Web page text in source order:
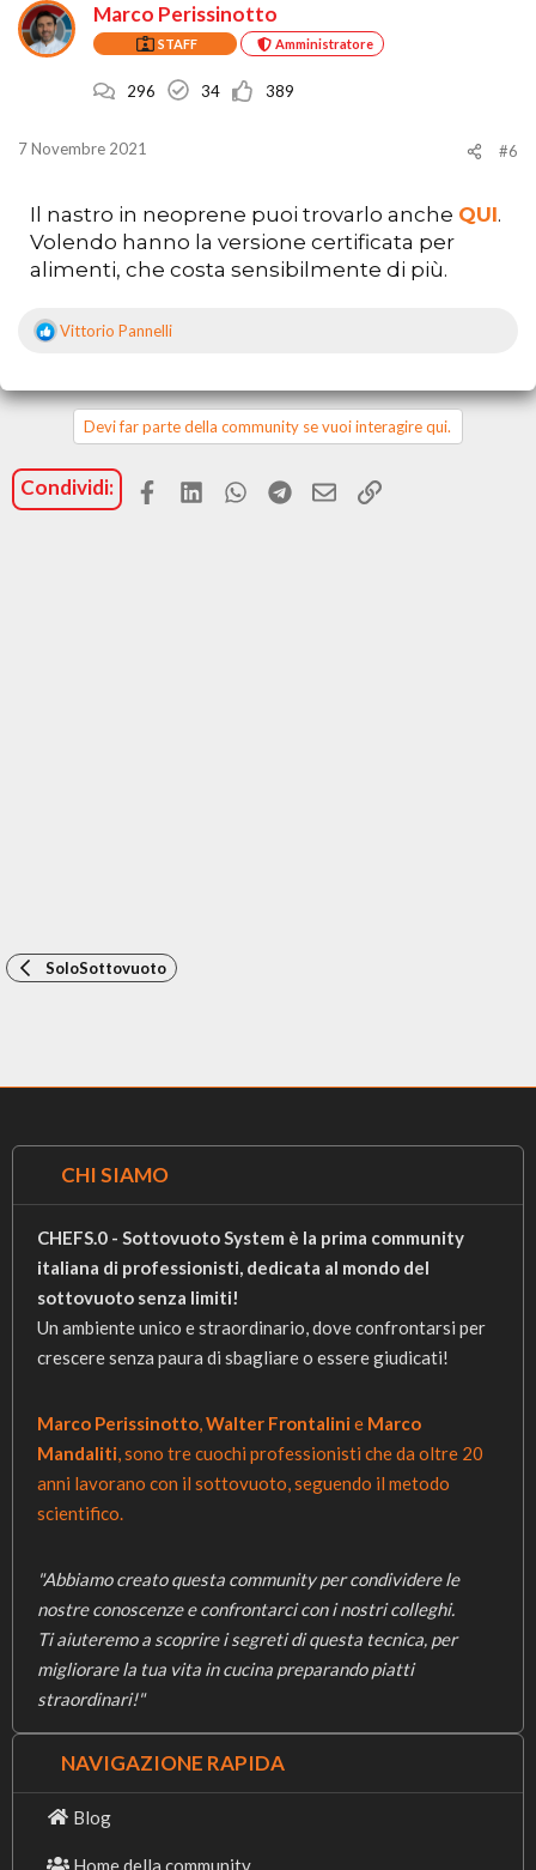
i
o
n
Marco Perissinotto
STAFF Amministratore
296 34 389
7 Novembre 2021 #6
Il nastro in neoprene puoi trovarlo anche QUI.
Volendo hanno la versione certificata per
alimenti, che costa sensibilmente di più.
R
z
n
i
:
Vittorio Pannelli
Devi far parte della community se vuoi interagire qui.
Condividi: Facebook
LinkedInWhatsApp
Telegram
EmailLink
SoloSottovuoto
CHI SIAMO
CHEFS.0 - Sottovuoto System è la prima community
italiana di professionisti, dedicata al mondo del
sottovuoto senza limiti!
Un ambiente unico e straordinario, dove confrontarsi per
crescere senza paura di sbagliare o essere giudicati!
Marco Perissinotto,Walter Frontalini e Marco
Mandaliti, sono tre cuochi professionisti che da oltre 20
anni lavorano con il sottovuoto, seguendo il metodo
scientifico.
"Abbiamo creato questa community per condividere le
nostre conoscenze e confrontarci con i nostri colleghi.
Ti aiuteremo a scoprire i segreti di questa tecnica, per
migliorare la tua vita in cucina preparando piatti
straordinari!"
NAVIGAZIONE RAPIDA
Blog
Home della community